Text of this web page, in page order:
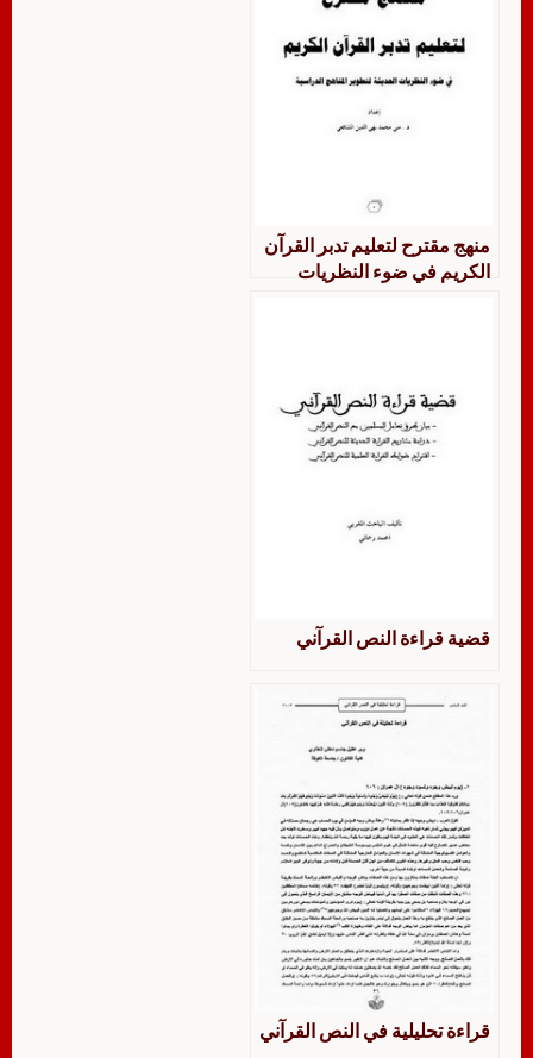
منهج مقترح لتعليم تدبر القرآن
الكريم في ضوء النظريات
قضية قراءة النص القرآني
قراءة تحليلية في النص القرآني